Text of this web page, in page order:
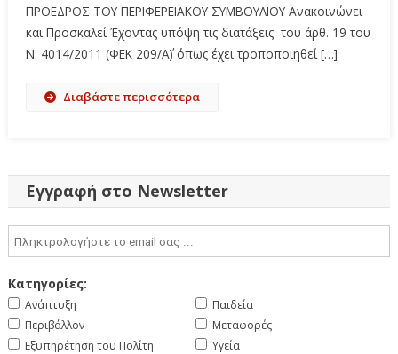
ΠΡΟΕΔΡΟΣ ΤΟΥ ΠΕΡΙΦΕΡΕΙΑΚΟΥ ΣΥΜΒΟΥΛΙΟΥ Ανακοινώνει
και Προσκαλεί Έχοντας υπόψη τις διατάξεις του άρθ. 19 του
Ν. 4014/2011 (ΦΕΚ 209/Α΄) όπως έχει τροποποιηθεί […]
Διαβάστε περισσότερα
Εγγραφή στο Newsletter
Κατηγορίες:
Ανάπτυξη
Περιβάλλον
Εξυπηρέτηση του Πολίτη
Παιδεία
Μεταφορές
Υγεία